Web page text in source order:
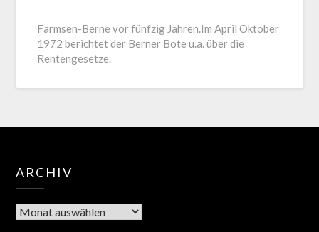
Farmsen-Berne vor fünfzig Jahren.Im April Oktober
1972 berichtet der Berner Bote u.a. über die
Rentengesetze.
ARCHIV